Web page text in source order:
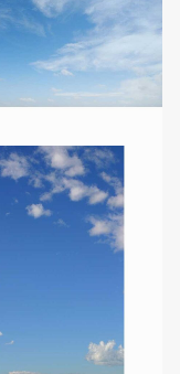
無料ダウンロード